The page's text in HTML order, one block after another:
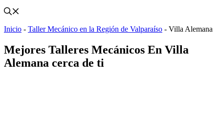
Inicio - Taller Mecánico en la Región de Valparaíso - Villa Alemana
Mejores Talleres Mecánicos En Villa
Alemana cerca de ti